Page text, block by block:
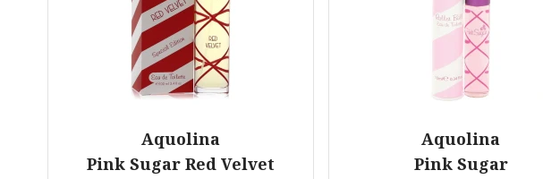
Aquolina
Pink Sugar Red Velvet
Aquolina
Pink Sugar